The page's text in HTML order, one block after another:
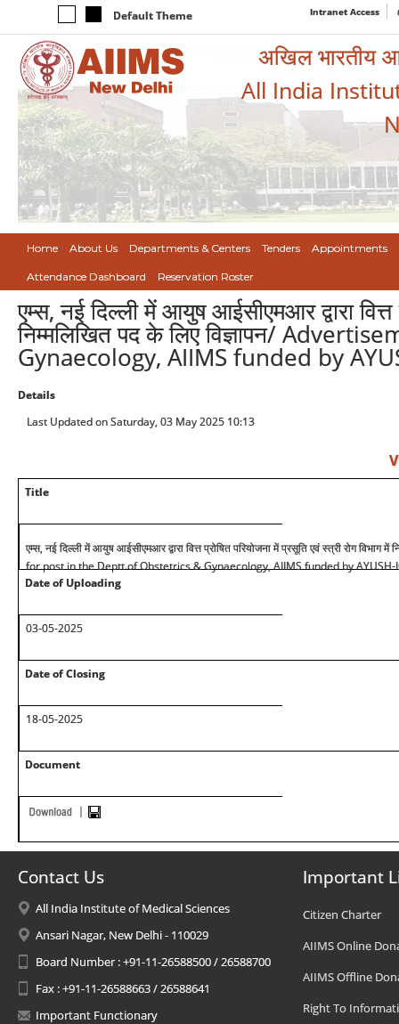
Default Theme Intranet Access
अखिल भारतीय
All India
Home About Us Departments & Centers Tenders Appointments
Attendance Dashboard Reservation Roster
एम्स, नई दिल्ली में आयुष आईसीएमआर द्वारा वित्त
निम्मलिखित पद के लिए विज्ञापन/
Gynaecology, AIIMS funded by
Details
Last Updated on Saturday, 03 May 2025 10:13
Title
एम्स, नई दिल्ली में आयुष आईसीएमआर द्वारा वित्त प्रोषित परियोजना में प्रसूति एवं स्त्री रोग
for post in the Deptt.of Obstetrics & Gynaecology, AIIMS funded by AYUSH-
Date of Uploading
03-05-2025
Date of Closing
18-05-2025
Document
Contact Us
All India Institute of Medical Sciences
Ansari Nagar, New Delhi - 110029
Board Number : +91-11-26588500 / 26588700
Fax : +91-11-26588663 / 26588641
Important Functionary
Important
Citizen Charter
AIIMS Online
AIIMS Offline
Right To